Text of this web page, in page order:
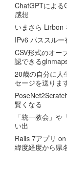
ChatGPTによる
感想
いまさら Lirbon
IPv6 パススル
CSV形式のオー
認できる
20歳の自分に人
セージを送りま
賢くなる
「統一教会」
い出
Rails 7アプリ
緯度経度から県